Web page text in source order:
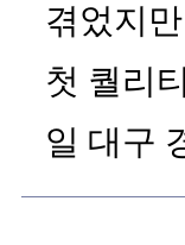
겪었지
첫 퀄리
일 대구